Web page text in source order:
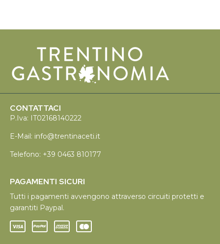
CONTATTACI
P.Iva: IT02168140222
E-Mail: info@trentinaceti.it
Telefono: +39 0463 810177
PAGAMENTI SICURI
Tutti i pagamenti avvengono attraverso circuiti protetti e
garantiti Paypal.